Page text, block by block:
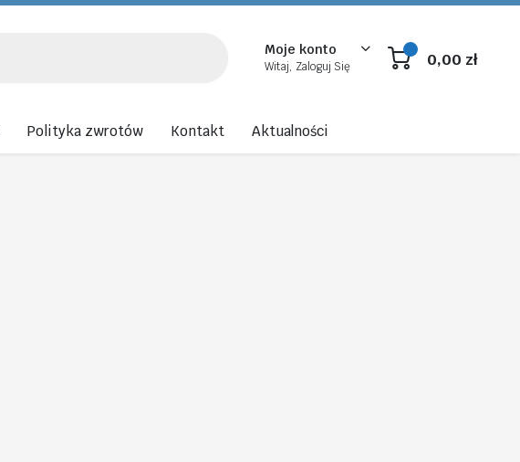
Moje konto
Witaj, Zaloguj Się 0,00 zł
Polityka zwrotów Kontakt Aktualności